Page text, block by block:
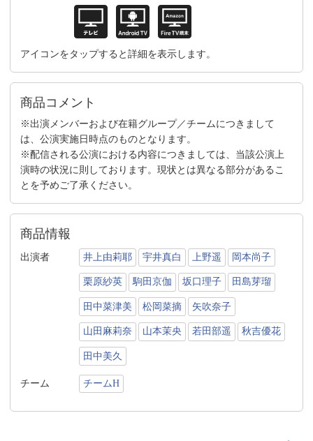
アイコンをタップすると詳細を表示します。
商品コメント
※出演メンバーおよび在籍グループ／チームにつきまして
は、公演実施日時点のものとなります。
※配信される公演における内容につきましては、当該公演上
演時の状況に則しております。現状とは異なる部分があるこ
とを予めご了承ください。
商品情報
出演者 井上由莉耶 宇井真白 上野遥 岡本尚子
栗原紗英 駒田京伽 坂口理子 田島芽瑠
田中菜津美 松岡菜摘 矢吹奈子
山田麻莉奈 山本茉央 若田部遥 秋吉優花
田中美久
チーム チームH